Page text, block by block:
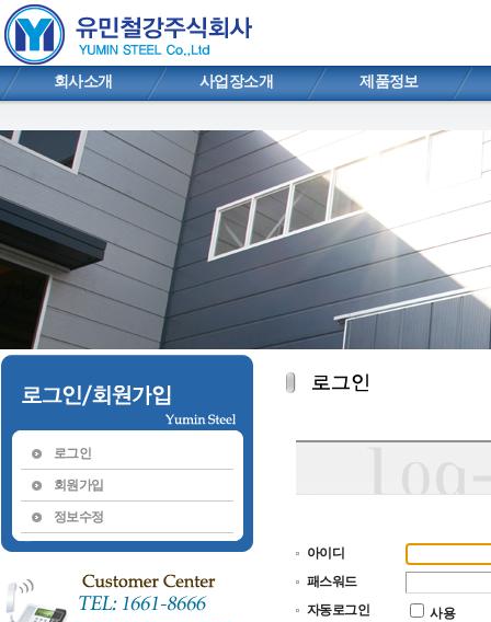
회사소개 사업장소개 제품정보
로그인
회원가입
정보수정
아이디
패스워드
자동로그인
사용